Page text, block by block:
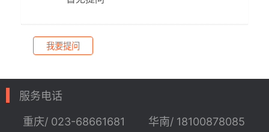
我要提问
服务电话
重庆/ 023-68661681 华南/ 18100878085